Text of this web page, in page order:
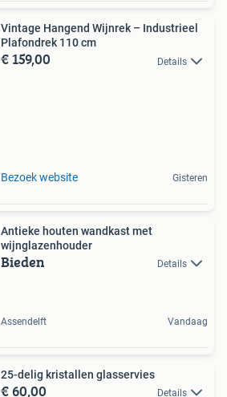
Vintage Hangend Wijnrek – Industrieel
Plafondrek 110 cm
€ 159,00 Details
Bezoek website Gisteren
Antieke houten wandkast met
wijnglazenhouder
Bieden Details
Assendelft Vandaag
25-delig kristallen glasservies
€ 60,00 Details